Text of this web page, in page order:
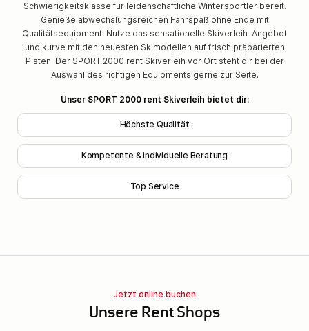
Schwierigkeitsklasse für leidenschaftliche Wintersportler bereit.
Genieße abwechslungsreichen Fahrspaß ohne Ende mit
Qualitätsequipment. Nutze das sensationelle Skiverleih-Angebot
und kurve mit den neuesten Skimodellen auf frisch präparierten
Pisten. Der SPORT 2000 rent Skiverleih vor Ort steht dir bei der
Auswahl des richtigen Equipments gerne zur Seite.
Unser SPORT 2000 rent Skiverleih bietet dir:
Höchste Qualität
Kompetente & individuelle Beratung
Top Service
Jetzt online buchen
Unsere Rent Shops